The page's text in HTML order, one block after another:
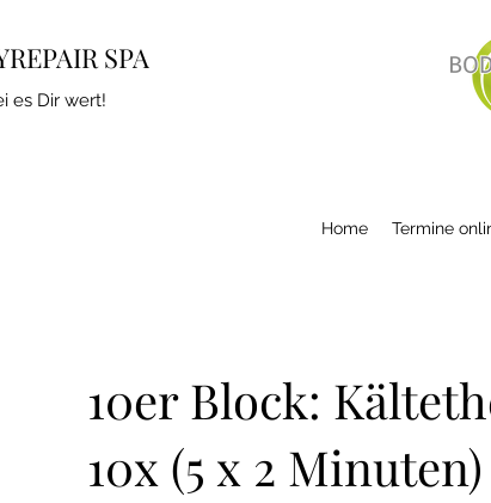
SPA
es Dir wert!
Home Termine
10er Block:
10x (5 x 2 Minuten)